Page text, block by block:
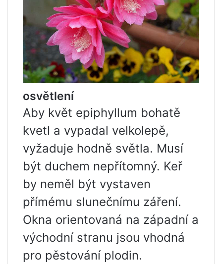
osvětlení
Aby květ epiphyllum bohatě
kvetl a vypadal velkolepě,
vyžaduje hodně světla. Musí
být duchem nepřítomný. Keř
by neměl být vystaven
přímému slunečnímu záření.
Okna orientovaná na západní a
východní stranu jsou vhodná
pro pěstování plodin.